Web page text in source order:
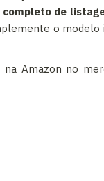
de
o modelo
na Amazon no